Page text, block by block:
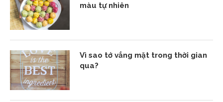
màu tự nhiên
Vì sao tớ vắng mặt trong thời gian
qua?